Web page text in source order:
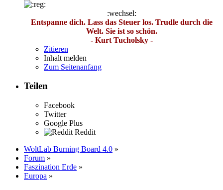
:wechsel:
Entspanne dich. Lass das Steuer los. Trudle durch die
Welt. Sie ist so schön.
- Kurt Tucholsky -
Zitieren
Inhalt melden
Zum Seitenanfang
Teilen
Facebook
Twitter
Google Plus
Reddit
WoltLab Burning Board 4.0 »
Forum »
Faszination Erde »
Europa »